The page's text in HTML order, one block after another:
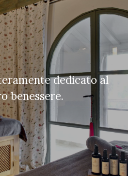
dedicato al
benessere.